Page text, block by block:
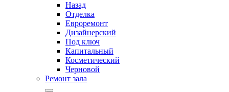
Назад
Отделка
Евроремонт
Дизайнерский
Под ключ
Капитальный
Косметический
Черновой
Ремонт зала